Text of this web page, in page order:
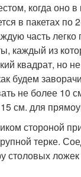
когда оно
в пакетах по
часть легко
каждый из
квадрат, но
будем
не более 10
см. для
стороной
терке.
столовых